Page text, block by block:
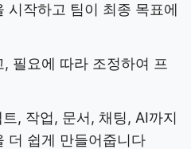
시작하고 팀이 최종 목표에
필요에 따라 조정하여 프
트, 작업, 문서, 채팅, AI까지
더 쉽게 만들어줍니다